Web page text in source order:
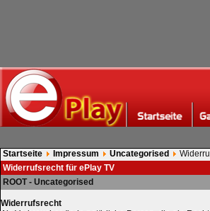
Startseite Impressum Uncategorised
Widerrufsrecht für ePlay TV
ROOT - Uncategorised
Widerrufsrecht